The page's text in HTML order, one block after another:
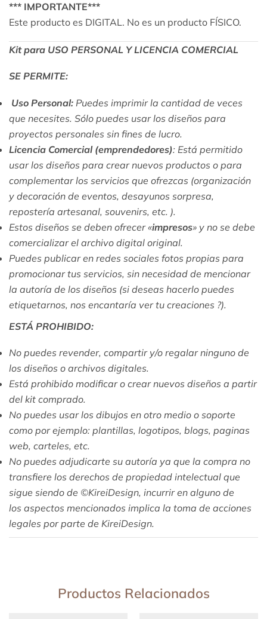
*** IMPORTANTE***
Este producto es DIGITAL. No es un producto FÍSICO.
Kit para USO PERSONAL Y LICENCIA COMERCIAL
SE PERMITE:
Uso Personal: Puedes imprimir la cantidad de veces
que necesites. Sólo puedes usar los diseños para
proyectos personales sin fines de lucro.
Licencia Comercial (emprendedores): Está permitido
usar los diseños para crear nuevos productos o para
complementar los servicios que ofrezcas (organización
y decoración de eventos, desayunos sorpresa,
repostería artesanal, souvenirs, etc. ).
Estos diseños se deben ofrecer «impresos» y no se debe
comercializar el archivo digital original.
Puedes publicar en redes sociales fotos propias para
promocionar tus servicios, sin necesidad de mencionar
la autoría de los diseños (si deseas hacerlo puedes
etiquetarnos, nos encantaría ver tu creaciones ?).
ESTÁ PROHIBIDO:
No puedes revender, compartir y/o regalar ninguno de
los diseños o archivos digitales.
Está prohibido modificar o crear nuevos diseños a partir
del kit comprado.
No puedes usar los dibujos en otro medio o soporte
como por ejemplo: plantillas, logotipos, blogs, paginas
web, carteles, etc.
No puedes adjudicarte su autoría ya que la compra no
transfiere los derechos de propiedad intelectual que
sigue siendo de ©KireiDesign, incurrir en alguno de
los aspectos mencionados implica la toma de acciones
legales por parte de KireiDesign.
Productos Relacionados